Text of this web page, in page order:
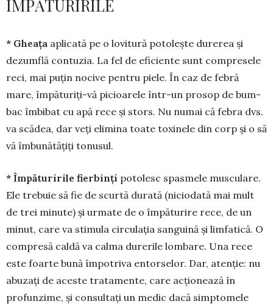
ÎMPĂTURIRILE
* Gheața aplicată pe o lovitură potolește du­rerea și
dezumflă contuzia. La fel de eficiente sunt compresele
reci, mai puțin no­cive pen­tru piele. În caz de febră
mare, împăturiți-vă picioa­re­le într-un prosop de bum­
bac îmbi­bat cu apă rece și stors. Nu nu­mai că febra dvs.
va scădea, dar veți eli­mina toa­te toxinele din corp și o să
vă îmbunătățiți tonusul.
* Împăturirile fierbinți po­to­lesc spasmele musculare.
Ele trebuie să fie de scurtă du­rată (niciodată mai mult
de trei minute) și urmate de o împăturire rece, de un
mi­nut, care va stimula circulația sanguină și limfatică. O
com­presă caldă va calma durerile lombare. Una rece
este foarte bună împotriva entorselor. Dar, atenție: nu
abuzați de aceste tratamente, care acționează în
profun­zime, și con­sultați un medic dacă simptomele